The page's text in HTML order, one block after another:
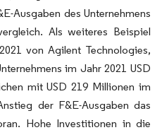
Ausgaben des Unternehmens
Als weiteres Beispiel
von Agilent Technologies,
im Jahr 2021 USD
mit USD 219 Millionen im
der F&E-Ausgaben das
Hohe Investitionen in die